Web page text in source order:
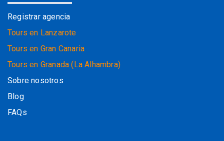
Registrar agencia
Tours en Lanzarote
Tours en Gran Canaria
Tours en Granada (La Alhambra)
Sobre nosotros
Blog
FAQs